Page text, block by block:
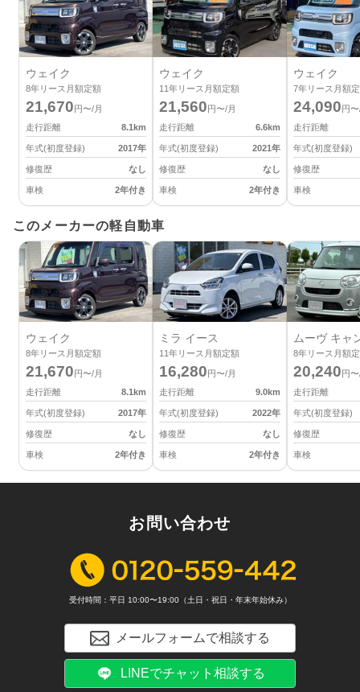
ウェイク
8年リース月額定額
21,670円〜/月
走行距離
8.1km
年式(初度登録) 2017年
修復歴 なし
車検 2年付き
ウェイク
11年リース月額定額
21,560円〜/月
走行距離
6.6km
年式(初度登録) 2021年
修復歴 なし
車検 2年付き
ウェイク
7年リース月額
24,090円
走行距離
年式(初度登録)
修復歴
車検
このメーカーの軽自動車
ウェイク
8年リース月額定額
21,670円〜/月
走行距離
8.1km
年式(初度登録) 2017年
修復歴 なし
車検 2年付き
ミラ イース
11年リース月額定額
16,280円〜/月
走行距離
9.0km
年式(初度登録) 2022年
修復歴 なし
車検 2年付き
ムーヴ キャ
8年リース月額
20,240円
走行距離
年式(初度登録)
修復歴
車検
お問い合わせ
受付時間：平日 10:00〜19:00（土日・祝日・年末年始休み）
メールフォームで相談する
LINEでチャット相談する